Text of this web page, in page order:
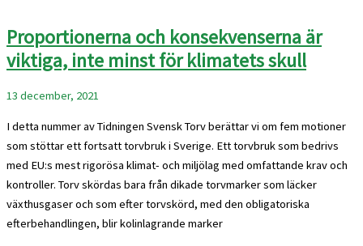
Proportionerna och konsekvenserna är
viktiga, inte minst för klimatets skull
13 december, 2021
I detta nummer av Tidningen Svensk Torv berättar vi om fem motioner
som stöttar ett fortsatt torvbruk i Sverige. Ett torvbruk som bedrivs
med EU:s mest rigorösa klimat- och miljölag med omfattande krav och
kontroller. Torv skördas bara från dikade torvmarker som läcker
växthusgaser och som efter torvskörd, med den obligatoriska
efterbehandlingen, blir kolinlagrande marker